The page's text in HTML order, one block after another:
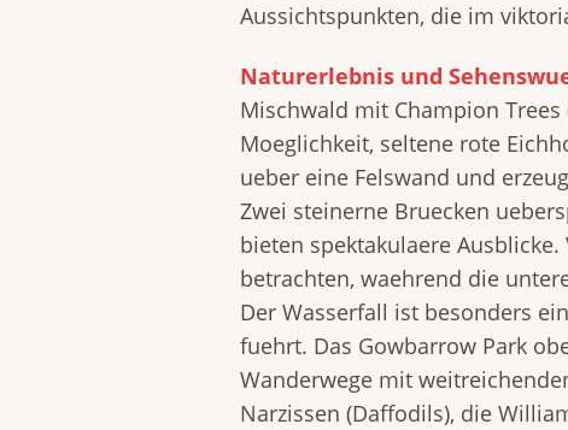
Aussichtspunkten, die im
Naturerlebnis und
Mischwald mit Champion
Moeglichkeit, seltene rote
ueber eine Felswand und
Zwei steinerne Bruecken
bieten spektakulaere
betrachten, waehrend die
Der Wasserfall ist besonders
fuehrt. Das Gowbarrow Park
Wanderwege mit
Narzissen (Daffodils), die